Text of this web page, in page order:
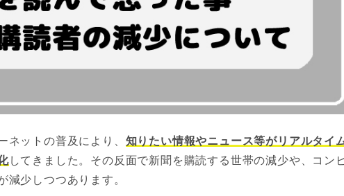
ネットの普及により、 知りたい情報やニュース等がリアルタイ
してきました。その反面で新聞を購読する世帯の減少や、コン
減少しつつあります。